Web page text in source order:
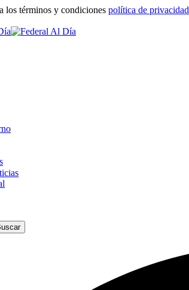
los términos y condiciones política de privacidad